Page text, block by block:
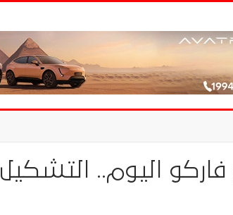
فاركو اليوم.. التشكيل